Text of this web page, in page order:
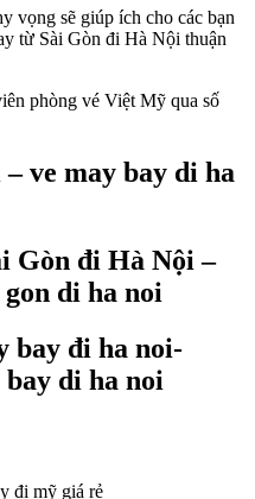
vọng sẽ giúp ích cho các bạn
từ Sài Gòn đi Hà Nội thuận
phòng vé Việt Mỹ qua số
ve may bay di ha
Gòn đi Hà Nội –
di ha noi
bay đi ha noi-
bay di ha noi